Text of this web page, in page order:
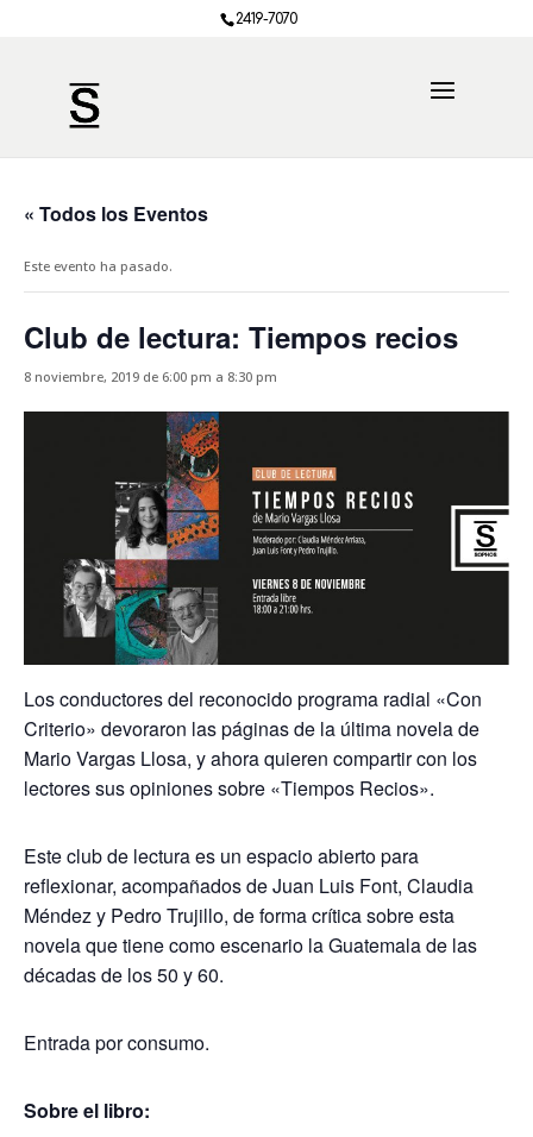
2419-7070
« Todos los Eventos
Este evento ha pasado.
Club de lectura: Tiempos recios
8 noviembre, 2019 de 6:00 pm a 8:30 pm
Los conductores del reconocido programa radial «Con
Criterio» devoraron las páginas de la última novela de
Mario Vargas Llosa, y ahora quieren compartir con los
lectores sus opiniones sobre «Tiempos Recios».
Este club de lectura es un espacio abierto para
reflexionar, acompañados de Juan Luis Font, Claudia
Méndez y Pedro Trujillo, de forma crítica sobre esta
novela que tiene como escenario la Guatemala de las
décadas de los 50 y 60.
Entrada por consumo.
Sobre el libro: